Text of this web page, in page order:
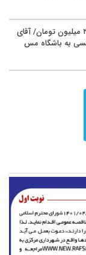
مدیر غیربومی با دستمزد روزانه ۲۳ میلیون تومان/ آقای
کسی به باشگاه مس